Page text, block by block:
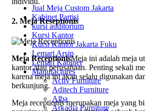
Jual Meja Custom Jakarta
Kabinet Partisi
kursi auditorium
Kursi Kantor
Kursi Kantor Jakarta Fuku
Lemari Arsip
Lemari Kabinet
Manufactures
Activ Furniture
Aditech Furniture
Alba
Arkadia Furniture
2. Meja Reseptionis
Meja ReceptionisMeja ini adalah meja
kantor atau perusahaan. Penting sekali
karena meja ini akan selalu digunakan
berkunjung.
Meja receptionis merupakan meja yang